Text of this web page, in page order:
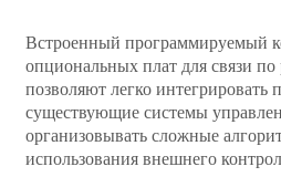
Встроенный программируемый
опциональных плат для связи
позволяют легко интегрировать
существующие системы
организовывать сложные
использования внешнего